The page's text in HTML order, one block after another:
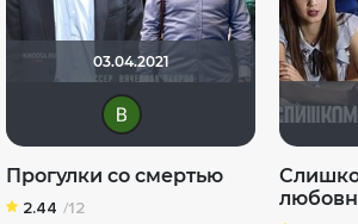
03.04.2021
Виктория
Прогулки со смертью
2.44 /12